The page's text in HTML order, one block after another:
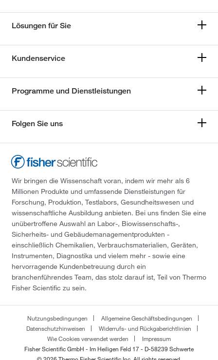
Lösungen für Sie
Kundenservice
Programme und Dienstleistungen
Folgen Sie uns
Wir bringen die Wissenschaft voran, indem wir mehr als 6
Millionen Produkte und umfassende Dienstleistungen für
Forschung, Produktion, Testlabors, Gesundheitswesen und
wissenschaftliche Ausbildung anbieten. Bei uns finden Sie eine
unübertroffene Auswahl an Labor-, Biowissenschafts-,
Sicherheits- und Gebäudemanagementprodukten -
einschließlich Chemikalien, Verbrauchsmaterialien, Geräten,
Instrumenten, Diagnostika und vielem mehr - sowie eine
hervorragende Kundenbetreuung durch ein
branchenführendes Team, das stolz darauf ist, Teil von Thermo
Fisher Scientific zu sein.
Nutzungsbedingungen
Allgemeine Geschäftsbedingungen
Datenschutzhinweisen
Widerrufs- und Rückgaberichtlinien
Wie Cookies verwendet werden
Impressum
Fisher Scientific GmbH - Im Heiligen Feld 17 - D-58239 Schwerte